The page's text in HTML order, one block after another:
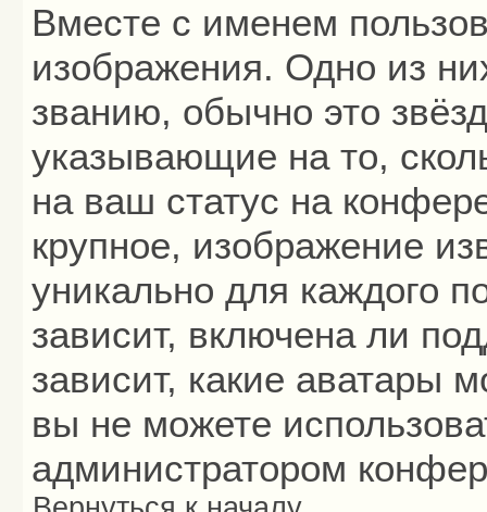
Вместе с именем
изображения. Одно из
званию, обычно это
указывающие на то,
на ваш статус на
крупное, изображение
уникально для каждого
зависит, включена ли
зависит, какие аватары
вы не можете
администратором